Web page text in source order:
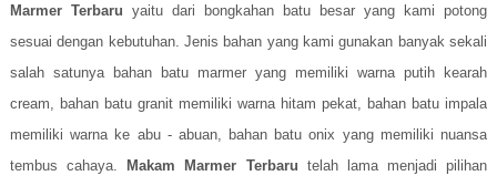
Marmer Terbaru yaitu dari bongkahan batu besar yang kami potong
sesuai dengan kebutuhan. Jenis bahan yang kami gunakan banyak sekali
salah satunya bahan batu marmer yang memiliki warna putih kearah
cream, bahan batu granit memiliki warna hitam pekat, bahan batu impala
memiliki warna ke abu - abuan, bahan batu onix yang memiliki nuansa
tembus cahaya.
Makam Marmer Terbaru telah lama menjadi pilihan